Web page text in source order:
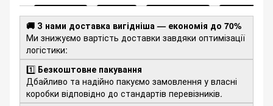
🚚 З нами доставка вигідніша — економія до 70%
Ми знижуємо вартість доставки завдяки оптимізації
логістики:
1️⃣ Безкоштовне пакування
Дбайливо та надійно пакуємо замовлення у власні
коробки відповідно до стандартів перевізників.